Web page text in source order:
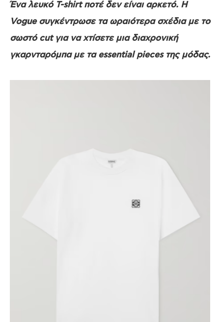
Ένα λευκό T-shirt ποτέ δεν είναι αρκετό. Η
Vogue συγκέντρωσε τα ωραιότερα σχέδια με το
σωστό cut για να χτίσετε μια διαχρονική
γκαρνταρόμπα με τα essential pieces της μόδας.